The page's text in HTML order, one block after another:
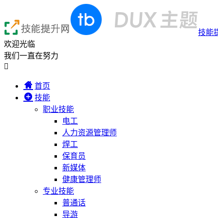
技能
欢迎光临
我们一直在努力

首页
技能
职业技能
电工
人力资源管理师
焊工
保育员
新媒体
健康管理师
专业技能
普通话
导游